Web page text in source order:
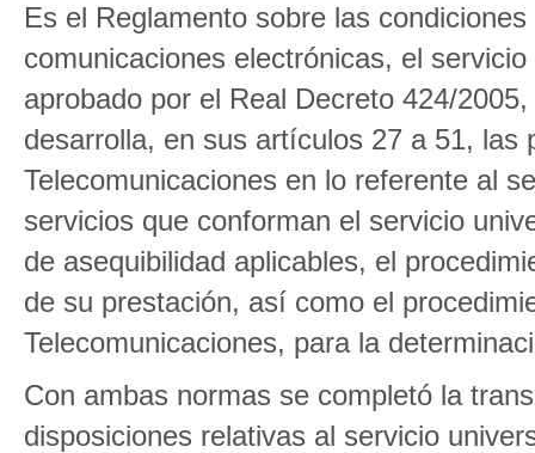
Es el Reglamento sobre las
comunicaciones electrónicas, el
aprobado por el Real Decreto 424/
desarrolla, en sus artículos 27 a 51, las
Telecomunicaciones en lo referente al
servicios que conforman el servicio
de asequibilidad aplicables, el
de su prestación, así como el
Telecomunicaciones, para la
Con ambas normas se completó la
disposiciones relativas al servicio